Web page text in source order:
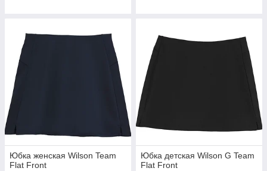
Юбка женская Wilson Team
Flat Front
Юбка детская Wilson G Team
Flat Front